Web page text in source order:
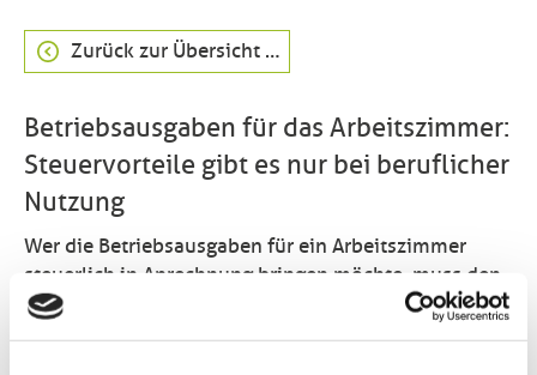
Zurück zur Übersicht …
Betriebsausgaben für das Arbeitszimmer:
Steuervorteile gibt es nur bei beruflicher
Nutzung
Wer die Betriebsausgaben für ein Arbeitszimmer
steuerlich in Anrechnung bringen möchte, muss den
Raum entsprechend nutzen. Zwar drückt das